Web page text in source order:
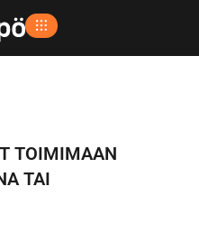
TOIMIMAAN
TAI